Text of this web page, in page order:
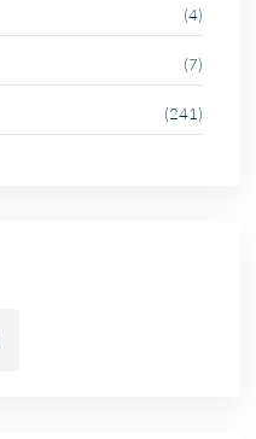
(4)
(7)
(241)